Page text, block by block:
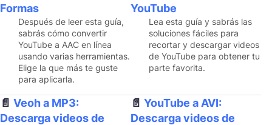
Formas
Después de leer esta guía,
sabrás cómo convertir
YouTube a AAC en línea
usando varias herramientas.
Elige la que más te guste
para aplicarla.
YouTube
Lea esta guía y sabrás las
soluciones fáciles para
recortar y descargar videos
de YouTube para obtener tu
parte favorita.
Veoh a MP3:
Descarga videos de
YouTube a AVI:
Descarga videos de